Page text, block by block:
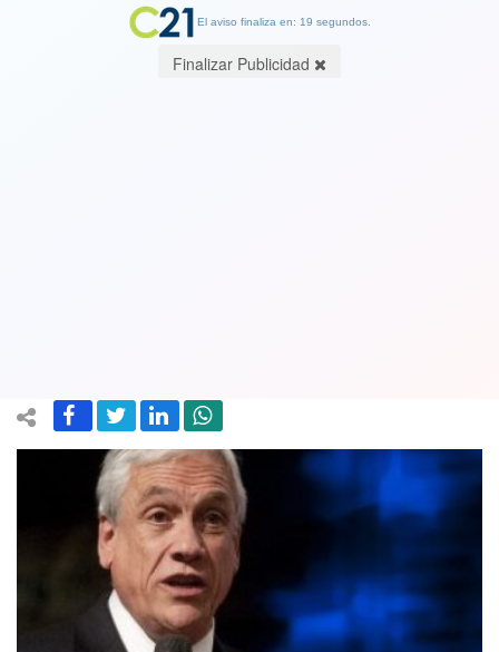
El aviso finaliza en: 19 segundos.
Finalizar Publicidad